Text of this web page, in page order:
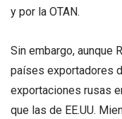
y por la OTAN.
Sin embargo, aunque
países exportadores
exportaciones rusas
que las de EE.UU.